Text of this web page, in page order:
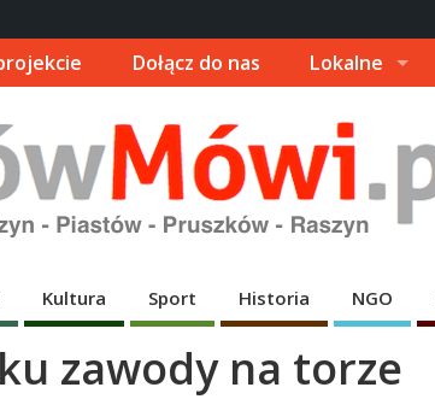
Dołącz do nas Lokalne
Kultura Sport Historia NGO
zawody na torze